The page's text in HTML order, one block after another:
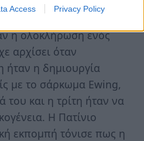
Access Privacy Policy
η ολοκλήρωση ενός
αρχίσει όταν
ήταν η δημιουργία
με το σάρκωμα Ewing,
και η τρίτη ήταν να
Η Πατίνιο
εκπομπή τόνισε πως η